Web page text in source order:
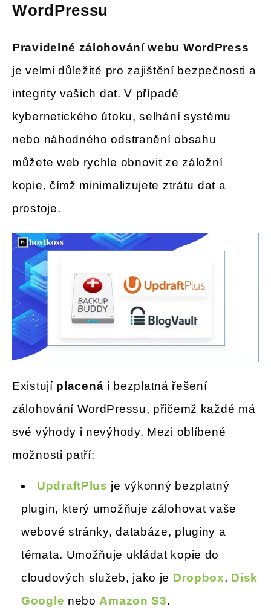
WordPressu
Pravidelné zálohování webu WordPress
je velmi důležité pro zajištění bezpečnosti a
integrity vašich dat. V případě
kybernetického útoku, selhání systému
nebo náhodného odstranění obsahu
můžete web rychle obnovit ze záložní
kopie, čímž minimalizujete ztrátu dat a
prostoje.
Existují placená i bezplatná řešení
zálohování WordPressu, přičemž každé má
své výhody i nevýhody. Mezi oblíbené
možnosti patří:
UpdraftPlus je výkonný bezplatný
plugin, který umožňuje zálohovat vaše
webové stránky, databáze, pluginy a
témata. Umožňuje ukládat kopie do
cloudových služeb, jako je Dropbox, Disk
Google nebo Amazon S3.